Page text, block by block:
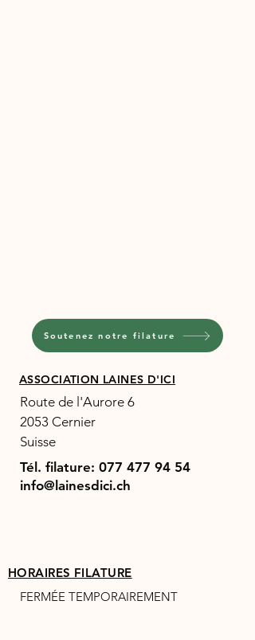
Soutenez notre filature
ASSOCIATION LAINES D'ICI
Route de l'Aurore 6
2053 Cernier
Suisse
Tél. filature: 077 477 94 54
info@lainesdici.ch
HORAIRES FILATURE
FERMÉE TEMPORAIREMENT